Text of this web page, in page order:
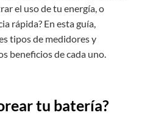
el uso de tu energía, o
rápida? En esta guía,
tipos de medidores y
beneficios de cada uno.
tu batería?